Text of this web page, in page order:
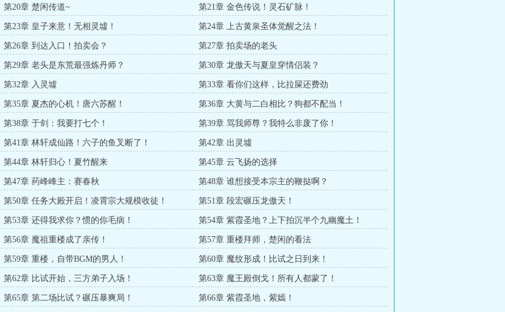
第20章 楚闲传道~ 第21章 金色传说！灵石矿脉！
第23章 皇子来意！无相灵墟！ 第24章 上古黄泉圣体觉醒之法！
第26章 到达入口！拍卖会？ 第27章 拍卖场的老头
第29章 老头是东荒最强炼丹师？ 第30章 龙傲天与夏皇穿情侣装？
第32章 入灵墟 第33章 看你们这样，比拉屎还费劲
第35章 夏杰的心机！唐六苏醒！ 第36章 大黄与二白相比？狗都不配当！
第38章 于剑：我要打七个！ 第39章 骂我师尊？我特么非废了你！
第41章 林轩成仙路！六子的鱼叉断了！ 第42章 出灵墟
第44章 林轩归心！夏竹醒来 第45章 云飞扬的选择
第47章 药峰峰主：赛春秋 第48章 谁想接受本宗主的鞭挞啊？
第50章 任务大殿开启！凌霄宗大规模收徒！ 第51章 段宏碾压龙傲天！
第53章 还得我求你？惯的你毛病！ 第54章 紫霞圣地？上下拍沉半个九幽魔土！
第56章 魔祖重楼成了亲传！ 第57章 重楼拜师，楚闲的看法
第59章 重楼，自带BGM的男人！ 第60章 魔纹形成！比试之日到来！
第62章 比试开始，三方弟子入场！ 第63章 魔王殿倒戈！所有人都蒙了！
第65章 第二场比试？碾压暴爽局！ 第66章 紫霞圣地，紫嫣！